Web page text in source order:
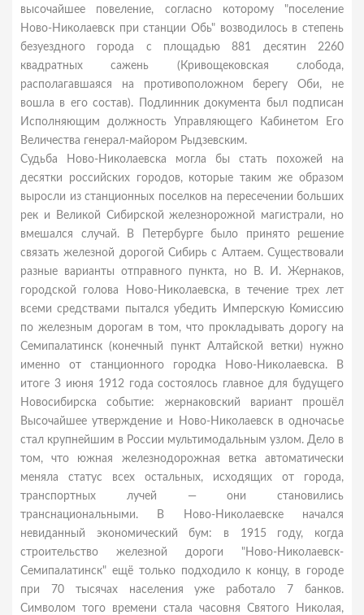
высочайшее повеление, согласно которому "поселение
Ново-Николаевск при станции Обь" возводилось в степень
безуездного города с площадью 881 десятин 2260
квадратных сажень (Кривощековская слобода,
располагавшаяся на противоположном берегу Оби, не
вошла в его состав). Подлинник документа был подписан
Исполняющим должность Управляющего Кабинетом Его
Величества генерал-майором Рыдзевским.
Судьба Ново-Николаевска могла бы стать похожей на
десятки российских городов, которые таким же образом
выросли из станционных поселков на пересечении больших
рек и Великой Сибирской железнорожной магистрали, но
вмешался случай. В Петербурге было принято решение
связать железной дорогой Сибирь с Алтаем. Существовали
разные варианты отправного пункта, но В. И. Жернаков,
городской голова Ново-Николаевска, в течение трех лет
всеми средствами пытался убедить Имперскую Комиссию
по железным дорогам в том, что прокладывать дорогу на
Семипалатинск (конечный пункт Алтайской ветки) нужно
именно от станционного городка Ново-Николаевска. В
итоге 3 июня 1912 года состоялось главное для будущего
Новосибирска событие: жернаковский вариант прошёл
Высочайшее утверждение и Ново-Николаевск в одночасье
стал крупнейшим в России мультимодальным узлом. Дело в
том, что южная железнодорожная ветка автоматически
меняла статус всех остальных, исходящих от города,
транспортных лучей — они становились
транснациональными. В Ново-Николаевске начался
невиданный экономический бум: в 1915 году, когда
строительство железной дороги "Ново-Николаевск-
Семипалатинск" ещё только подходило к концу, в городе
при 70 тысячах населения уже работало 7 банков.
Символом того времени стала часовня Святого Николая,